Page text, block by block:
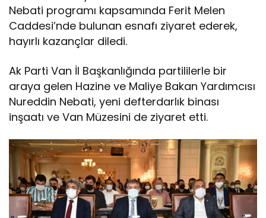
Nebati programı kapsamında Ferit Melen
Caddesi’nde bulunan esnafı ziyaret ederek,
hayırlı kazançlar diledi.
Ak Parti Van İl Başkanlığında partililerle bir
araya gelen Hazine ve Maliye Bakan Yardımcısı
Nureddin Nebati, yeni defterdarlık binası
inşaatı ve Van Müzesini de ziyaret etti.